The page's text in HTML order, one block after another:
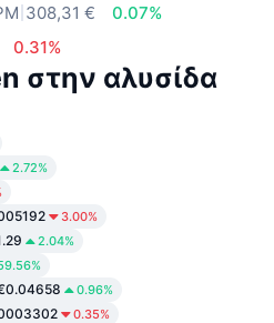
308,31 €
0.07%
0.31%
στην αλυσίδα
2.72%
3.00%
2.04%
0.96%
0.35%